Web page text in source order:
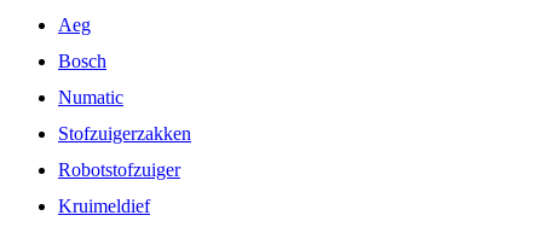
Aeg
Bosch
Numatic
Stofzuigerzakken
Robotstofzuiger
Kruimeldief